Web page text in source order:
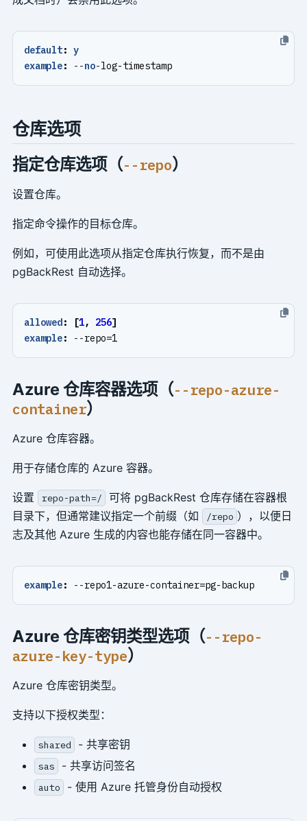
default: y
example: --no-log-timestamp
仓库选项
指定仓库选项（--repo）
设置仓库。
指定命令操作的目标仓库。
例如，可使用此选项从指定仓库执行恢复，而不是由
pgBackRest 自动选择。
allowed: [1, 256]
example: --repo=1
Azure 仓库容器选项（--repo-azure-
container）
Azure 仓库容器。
用于存储仓库的 Azure 容器。
设置 repo-path=/
可将 pgBackRest 仓库存储在容器根
目录下，但通常建议指定一个前缀（如
/repo ），以便日
志及其他 Azure 生成的内容也能存储在同一容器中。
example: --repo1-azure-container=pg-backup
Azure 仓库密钥类型选项（--repo-
azure-key-type）
Azure 仓库密钥类型。
支持以下授权类型：
shared - 共享密钥
sas - 共享访问签名
auto - 使用 Azure 托管身份自动授权